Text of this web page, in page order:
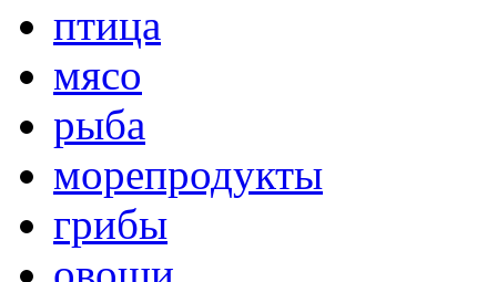
птица
мясо
рыба
морепродукты
грибы